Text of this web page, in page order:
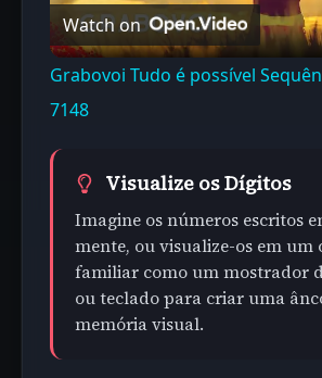
Watch on
Grabovoi Tudo é possível
7148
Visualize os Dígitos
Imagine os números escritos
mente, ou visualize-os em um
familiar como um mostrador
ou teclado para criar uma
memória visual.